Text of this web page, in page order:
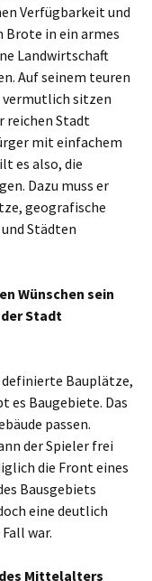
Verfügbarkeit und
Brote in ein armes
Landwirtschaft
Auf seinem teuren
sitzen
reichen Stadt
mit einfachem
es also, die
Dazu muss er
geografische
Städten
Wünschen sein
Stadt
definierte Bauplätze,
es Baugebiete. Das
passen.
der Spieler frei
die Front eines
Bausgebiets
eine deutlich
war.
Mittelalters